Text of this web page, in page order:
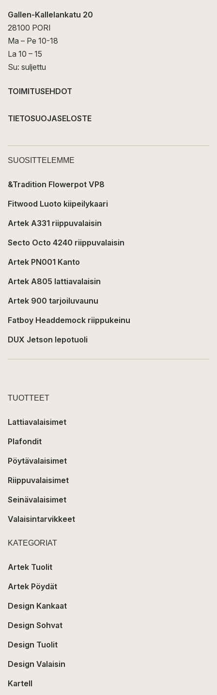
Gallen-Kallelankatu 20
28100 PORI
Ma – Pe 10-18
La 10 – 15
Su: suljettu
TOIMITUSEHDOT
TIETOSUOJASELOSTE
SUOSITTELEMME
&Tradition Flowerpot VP8
Fitwood Luoto kiipeilykaari
Artek A331 riippuvalaisin
Secto Octo 4240 riippuvalaisin
Artek PN001 Kanto
Artek A805 lattiavalaisin
Artek 900 tarjoiluvaunu
Fatboy Headdemock riippukeinu
DUX Jetson lepotuoli
TUOTTEET
Lattiavalaisimet
Plafondit
Pöytävalaisimet
Riippuvalaisimet
Seinävalaisimet
Valaisintarvikkeet
KATEGORIAT
Artek Tuolit
Artek Pöydät
Design Kankaat
Design Sohvat
Design Tuolit
Design Valaisin
Kartell